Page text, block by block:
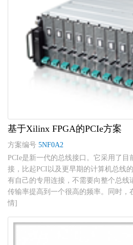
基于Xilinx FPGA的PCIe方案
方案编号 5NF0A2
PCIe是新一代的总线接口。它采用了
接，比起PCI以及更早期的计算机总线
有自己的专用连接，不需要向整个总线
传输率提高到一个很高的频率。同时，
情]